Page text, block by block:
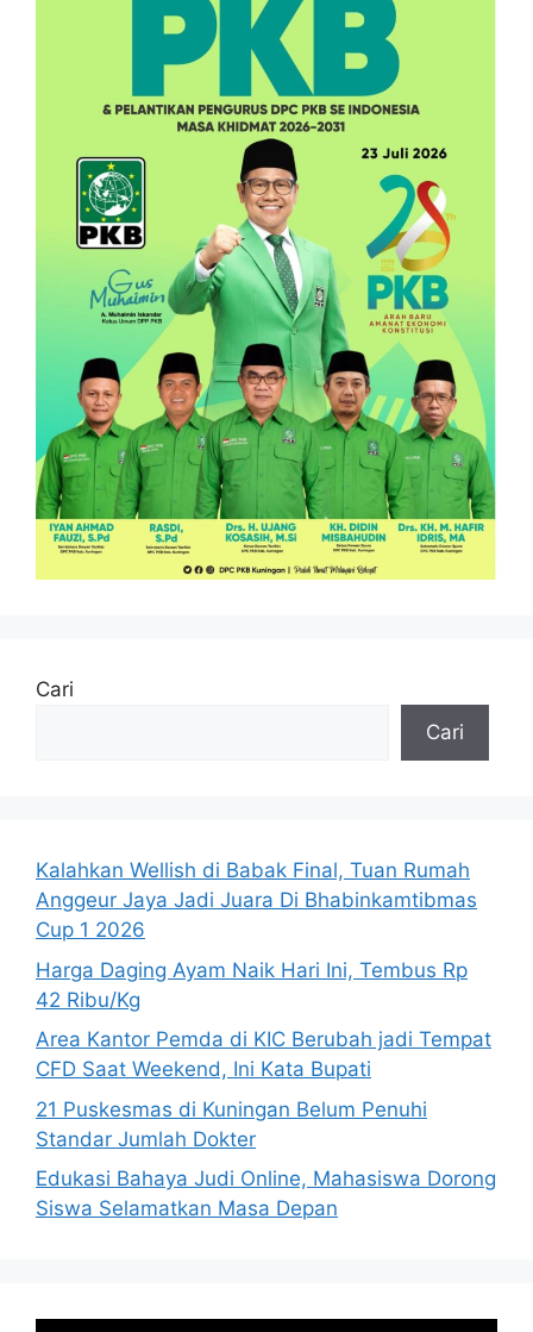
Cari
Cari
Kalahkan Wellish di Babak Final, Tuan Rumah
Anggeur Jaya Jadi Juara Di Bhabinkamtibmas
Cup 1 2026
Harga Daging Ayam Naik Hari Ini, Tembus Rp
42 Ribu/Kg
Area Kantor Pemda di KIC Berubah jadi Tempat
CFD Saat Weekend, Ini Kata Bupati
21 Puskesmas di Kuningan Belum Penuhi
Standar Jumlah Dokter
Edukasi Bahaya Judi Online, Mahasiswa Dorong
Siswa Selamatkan Masa Depan